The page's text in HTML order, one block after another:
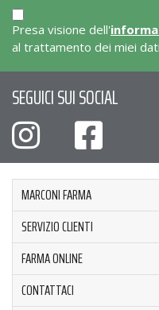
Presa visione dell'
al trattamento dei miei
SEGUICI SUI SOCIAL
MARCONI FARMA
SERVIZIO CLIENTI
FARMA ONLINE
CONTATTACI